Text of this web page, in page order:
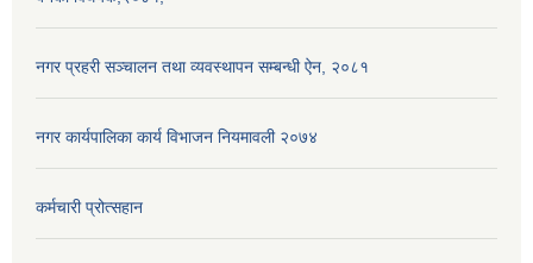
नगर प्रहरी सञ्चालन तथा व्यवस्थापन सम्बन्धी ऐन, २०८१
नगर कार्यपालिका कार्य विभाजन नियमावली २०७४
कर्मचारी प्रोत्सहान